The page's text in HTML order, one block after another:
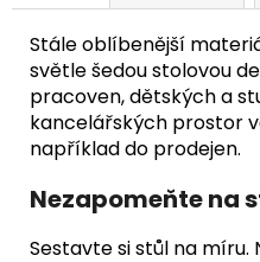
Stále oblíbenější
světle šedou stolovou
pracoven, dětských a
kancelářských prostor
například do prodejen.
Nezapomeňte na
Sestavte si stůl na míru.